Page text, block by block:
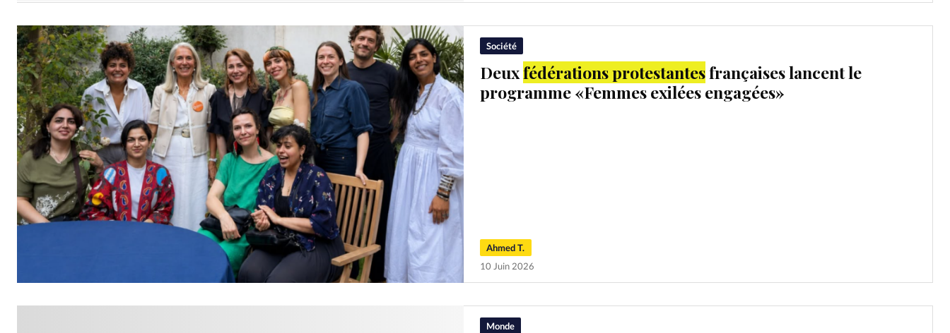
Société
Deuxfédérations protestantesfrançaises lancent le
programme «Femmes exilées engagées»
Ahmed T.
10 Juin 2026
Monde